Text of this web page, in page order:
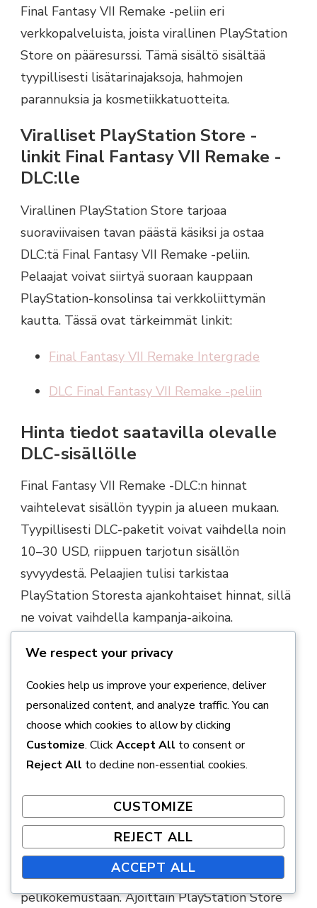
Final Fantasy VII Remake -peliin eri
verkkopalveluista, joista virallinen PlayStation
Store on pääresurssi. Tämä sisältö sisältää
tyypillisesti lisätarinajaksoja, hahmojen
parannuksia ja kosmetiikkatuotteita.
Viralliset PlayStation Store -
linkit Final Fantasy VII Remake -
DLC:lle
Virallinen PlayStation Store tarjoaa
suoraviivaisen tavan päästä käsiksi ja ostaa
DLC:tä Final Fantasy VII Remake -peliin.
Pelaajat voivat siirtyä suoraan kauppaan
PlayStation-konsolinsa tai verkkoliittymän
kautta. Tässä ovat tärkeimmät linkit:
Final Fantasy VII Remake Intergrade
DLC Final Fantasy VII Remake -peliin
Hinta tiedot saatavilla olevalle
DLC-sisällölle
Final Fantasy VII Remake -DLC:n hinnat
vaihtelevat sisällön tyypin ja alueen mukaan.
Tyypillisesti DLC-paketit voivat vaihdella noin
10–30 USD, riippuen tarjotun sisällön
syvyydestä. Pelaajien tulisi tarkistaa
PlayStation Storesta ajankohtaiset hinnat, sillä
ne voivat vaihdella kampanja-aikoina.
Esimerkiksi Intermission DLC, joka lisää uuden
20 USD. Lisäkosmetiikkapaketit tai hahmojen
parannukset voivat olla saatavilla
alhaisemmilla hinnoilla, usein noin 10 USD.
Paketit ja erikoistarjoukset DLC-
ostoille
Paketit ja erikoistarjoukset voivat tarjota
merkittäviä säästöjä pelaajille, jotka haluavat
parantaa Final Fantasy VII Remake -
pelikokemustaan. Ajoittain PlayStation Store
We respect your privacy
Cookies help us improve your experience, deliver
personalized content, and analyze traffic. You can
choose which cookies to allow by clicking
Customize. ClickAccept All to consent or
Reject All to decline non-essential cookies.
CUSTOMIZE
REJECT ALL
ACCEPT ALL